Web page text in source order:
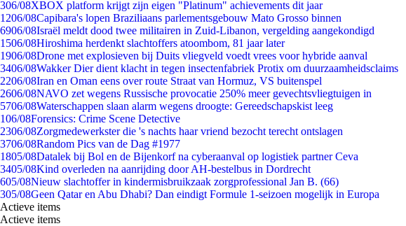
306/08XBOX platform krijgt zijn eigen "Platinum" achievements dit jaar
1206/08Capibara's lopen Braziliaans parlementsgebouw Mato Grosso binnen
6906/08Israël meldt dood twee militairen in Zuid-Libanon, vergelding aangekondigd
1506/08Hiroshima herdenkt slachtoffers atoombom, 81 jaar later
1906/08Drone met explosieven bij Duits vliegveld voedt vrees voor hybride aanval
3406/08Wakker Dier dient klacht in tegen insectenfabriek Protix om duurzaamheidsclaims
2206/08Iran en Oman eens over route Straat van Hormuz, VS buitenspel
2606/08NAVO zet wegens Russische provocatie 250% meer gevechtsvliegtuigen in
5706/08Waterschappen slaan alarm wegens droogte: Gereedschapskist leeg
106/08Forensics: Crime Scene Detective
2306/08Zorgmedewerkster die 's nachts haar vriend bezocht terecht ontslagen
3706/08Random Pics van de Dag #1977
1805/08Datalek bij Bol en de Bijenkorf na cyberaanval op logistiek partner Ceva
3405/08Kind overleden na aanrijding door AH-bestelbus in Dordrecht
605/08Nieuw slachtoffer in kindermisbruikzaak zorgprofessional Jan B. (66)
305/08Geen Qatar en Abu Dhabi? Dan eindigt Formule 1-seizoen mogelijk in Europa
Actieve items
Actieve items